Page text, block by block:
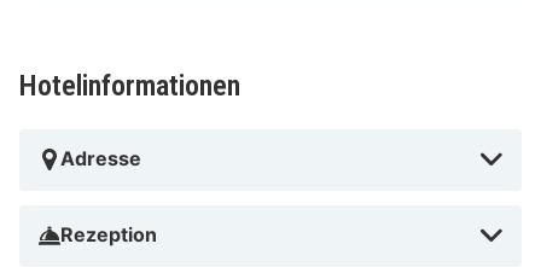
In Machelen (Diegem)
Hotelinformationen
Adresse
Rezeption